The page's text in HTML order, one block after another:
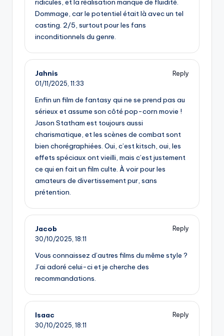
ridicules, et la réalisation manque de fluidité.
Dommage, car le potentiel était là avec un tel
casting. 2/5, surtout pour les fans
inconditionnels du genre.
Jahnis
Reply
01/11/2025, 11:33
Enfin un film de fantasy qui ne se prend pas au
sérieux et assume son côté pop-corn movie !
Jason Statham est toujours aussi
charismatique, et les scènes de combat sont
bien chorégraphiées. Oui, c’est kitsch, oui, les
effets spéciaux ont vieilli, mais c’est justement
ce qui en fait un film culte. À voir pour les
amateurs de divertissement pur, sans
prétention.
Jacob
Reply
30/10/2025, 18:11
Vous connaissez d’autres films du même style ?
J’ai adoré celui-ci et je cherche des
recommandations.
Isaac
Reply
30/10/2025, 18:11